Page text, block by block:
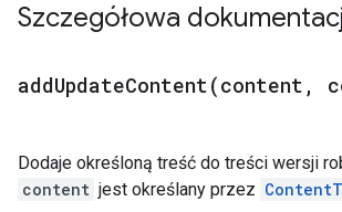
Szczegółowa
addUpdateContent(content ,
Dodaje określoną treść do treści wersji
content jest określany przez